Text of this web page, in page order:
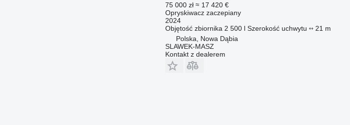
75 000 zł ≈ 17 420 €
Opryskiwacz zaczepiany
2024
Objętość zbiornika 2 500 l Szerokość uchwytu
21 m
Polska, Nowa Dąbia
SLAWEK-MASZ
Kontakt z dealerem